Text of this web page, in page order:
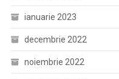
ianuarie 2023
decembrie 2022
noiembrie 2022